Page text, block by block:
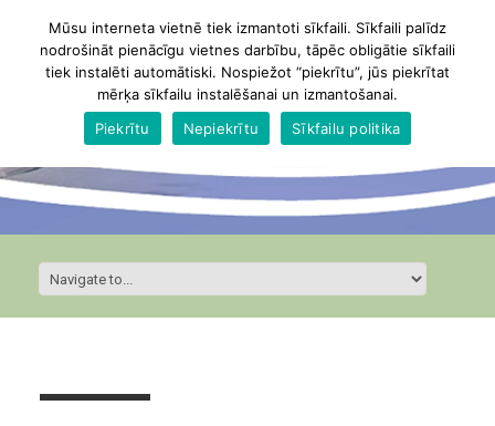
Mūsu interneta vietnē tiek izmantoti sīkfaili. Sīkfaili palīdz
nodrošināt pienācīgu vietnes darbību, tāpēc obligātie sīkfaili
tiek instalēti automātiski. Nospiežot “piekrītu”, jūs piekrītat
mērķa sīkfailu instalēšanai un izmantošanai.
Piekrītu
Nepiekrītu Sīkfailu politika